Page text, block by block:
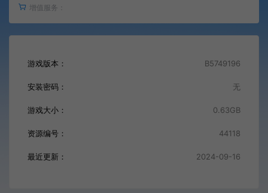
增值服务：
游戏版本： B5749196
安装密码： 无
游戏大小： 0.63GB
资源编号： 44118
最近更新： 2024-09-16